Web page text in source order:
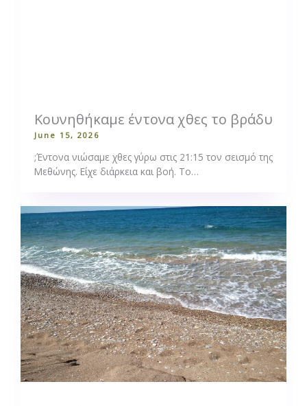
Κουνηθήκαμε έντονα χθες το βράδυ
June 15, 2026
;Έντονα νιώσαμε χθες γύρω στις 21:15 τον σεισμό της
Μεθώνης. Είχε διάρκεια και βοή. Το…